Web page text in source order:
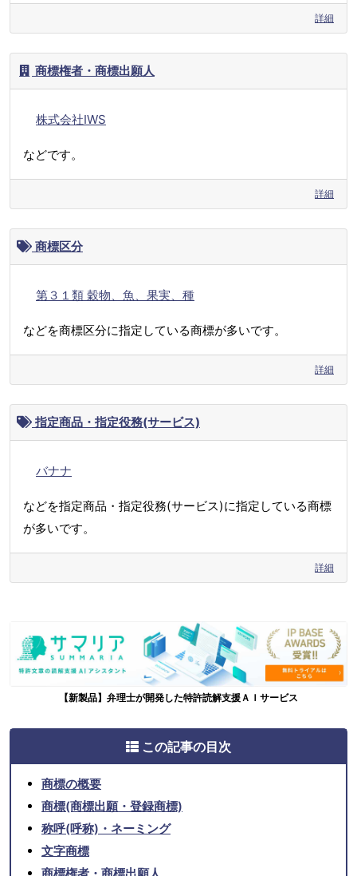
詳細
商標権者・商標出願人
株式会社IWS
などです。
詳細
商標区分
第３１類 穀物、魚、果実、種
などを商標区分に指定している商標が多いです。
詳細
指定商品・指定役務(サービス)
バナナ
などを指定商品・指定役務(サービス)に指定している商標
が多いです。
詳細
【新製品】弁理士が開発した特許読解支援ＡＩサービス
この記事の目次
商標の概要
商標(商標出願・登録商標)
称呼(呼称)・ネーミング
文字商標